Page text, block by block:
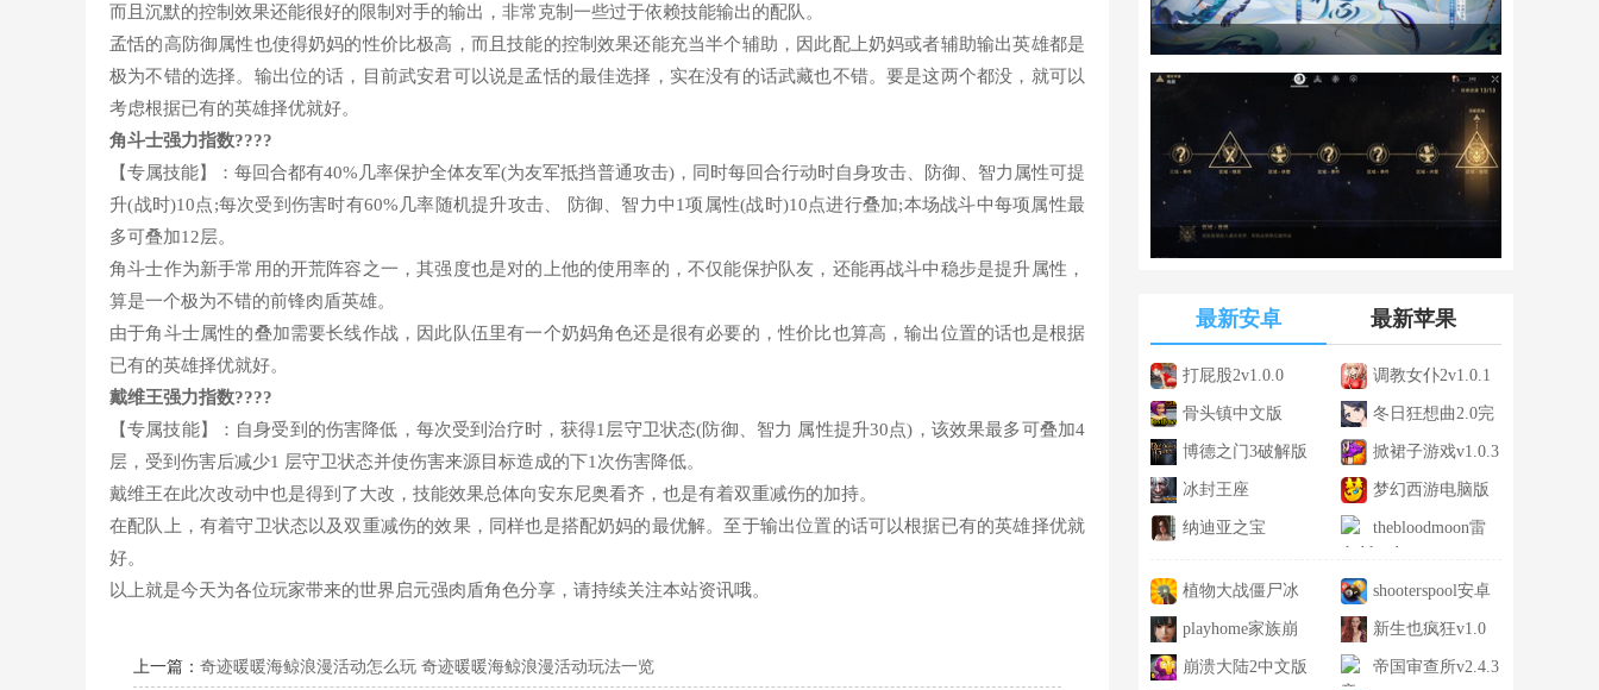
而且沉默的控制效果还能很好的限制对手的输出，非常克制一些过于依赖技能输出的配队。
孟恬的高防御属性也使得奶妈的性价比极高，而且技能的控制效果还能充当半个辅助，因此配上奶妈或者辅助输出英雄都是
极为不错的选择。输出位的话，目前武安君可以说是孟恬的最佳选择，实在没有的话武藏也不错。要是这两个都没，就可以
考虑根据已有的英雄择优就好。
角斗士强力指数????
【专属技能】：每回合都有40%几率保护全体友军(为友军抵挡普通攻击)，同时每回合行动时自身攻击、防御、智力属性可提
升(战时)10点;每次受到伤害时有60%几率随机提升攻击、 防御、智力中1项属性(战时)10点进行叠加;本场战斗中每项属性最
多可叠加12层。
角斗士作为新手常用的开荒阵容之一，其强度也是对的上他的使用率的，不仅能保护队友，还能再战斗中稳步是提升属性，
算是一个极为不错的前锋肉盾英雄。
由于角斗士属性的叠加需要长线作战，因此队伍里有一个奶妈角色还是很有必要的，性价比也算高，输出位置的话也是根据
已有的英雄择优就好。
戴维王强力指数????
【专属技能】：自身受到的伤害降低，每次受到治疗时，获得1层守卫状态(防御、智力 属性提升30点)，该效果最多可叠加4
层，受到伤害后减少1 层守卫状态并使伤害来源目标造成的下1次伤害降低。
戴维王在此次改动中也是得到了大改，技能效果总体向安东尼奥看齐，也是有着双重减伤的加持。
在配队上，有着守卫状态以及双重减伤的效果，同样也是搭配奶妈的最优解。至于输出位置的话可以根据已有的英雄择优就
好。
以上就是今天为各位玩家带来的世界启元强肉盾角色分享，请持续关注本站资讯哦。
上一篇： 奇迹暖暖海鲸浪漫活动怎么玩 奇迹暖暖海鲸浪漫活动玩法一览
最新安卓 最新苹果
打屁股2v1.0.0 调教女仆2v1.0.1
骨头镇中文版
v1.2
冬日狂想曲2.0完
整汉化版v2.0
博德之门3破解版
v2.5.16.6
掀裙子游戏v1.0.3
冰封王座
1.24ev1.24
梦幻西游电脑版
1.186.0
纳迪亚之宝 thebloodmoon雷
植物大战僵尸冰
火版最新版
shooterspool安卓
版免费v3.8
playhome家族崩
坏v1.5
新生也疯狂v1.0
崩溃大陆2中文版 帝国审查所v2.4.3